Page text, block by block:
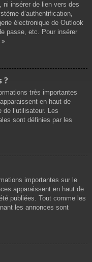
ni insérer de lien vers des
d’authentification,
électronique de Outlook
passe, etc. Pour insérer
?
très importantes
en haut de
l’utilisateur. Les
sont définies par les
importantes sur le
apparaissent en haut de
publiées. Tout comme les
les annonces sont